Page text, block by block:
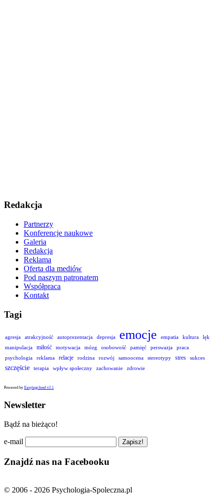
Redakcja
Partnerzy
Konferencje naukowe
Galeria
Redakcja
Reklama
Oferta dla mediów
Pod naszym patronatem
Współpraca
Kontakt
Tagi
agresja atrakcyjność autoprezentacja depresja emocje empatia kultura
lęk
manipulacja
miłość motywacja mózg osobowość pamięć perswazja
praca
psychologia
reklama relacje rodzina rozwój samoocena stereotypy stres sukces
szczęście terapia wpływ społeczny zachowanie zdrowie
Powered by Easytagcloud v2.1
Newsletter
Bądź na bieżąco!
e-mail
Znajdź nas na Facebooku
© 2006 - 2026 Psychologia-Spoleczna.pl